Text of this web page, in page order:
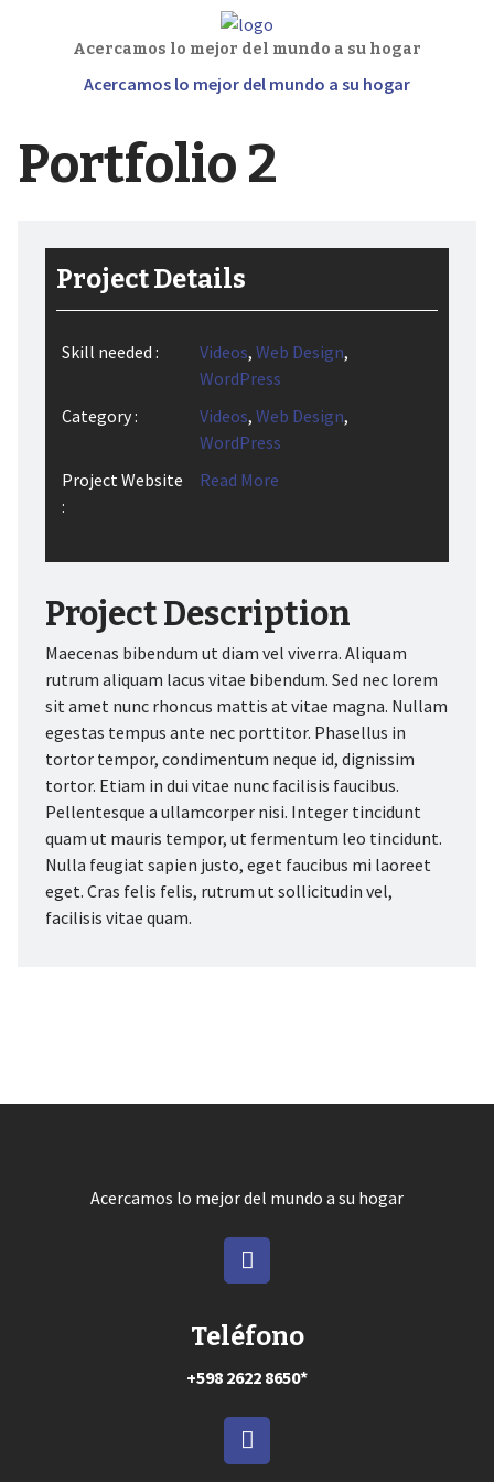
Acercamos lo mejor del mundo a su hogar
Acercamos lo mejor del mundo a su hogar
Portfolio 2
Project Details
Skill needed : Videos, Web Design,
WordPress
Category :
Videos, Web Design,
WordPress
Project Website
:
Read More
Project Description
Maecenas bibendum ut diam vel viverra. Aliquam
rutrum aliquam lacus vitae bibendum. Sed nec lorem
sit amet nunc rhoncus mattis at vitae magna. Nullam
egestas tempus ante nec porttitor. Phasellus in
tortor tempor, condimentum neque id, dignissim
tortor. Etiam in dui vitae nunc facilisis faucibus.
Pellentesque a ullamcorper nisi. Integer tincidunt
quam ut mauris tempor, ut fermentum leo tincidunt.
Nulla feugiat sapien justo, eget faucibus mi laoreet
eget. Cras felis felis, rutrum ut sollicitudin vel,
facilisis vitae quam.
Acercamos lo mejor del mundo a su hogar
Teléfono
+598 2622 8650*